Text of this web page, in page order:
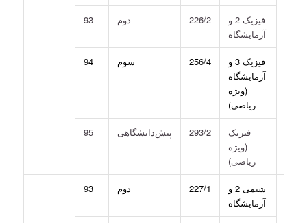
فیزیک 2 و
آزمایشگاه
226/2 دوم 93
فیزیک 3 و
آزمایشگاه
(ویژه
ریاضی)
256/4 سوم 94
فیزیک
(ویژه
ریاضی)
293/2 پیش‌دانشگاهی 95
شیمی 2 و
آزمایشگاه
227/1 دوم 93